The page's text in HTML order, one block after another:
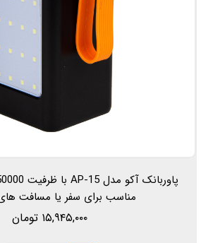
مناسب برای سفر یا مسافت
۱۵,۹۴۵,۰۰۰ تومان